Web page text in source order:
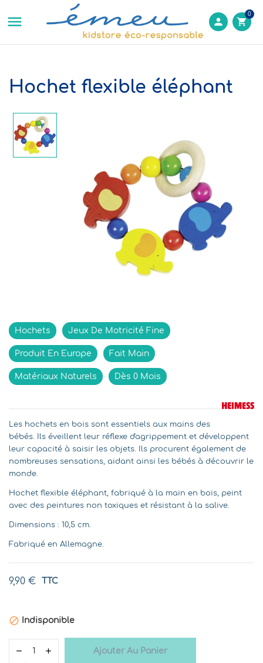
 person shopping_cart
0
Hochet flexible éléphant
Hochets Jeux De Motricité Fine
Produit En Europe Fait Main
Matériaux Naturels Dès 0 Mois
Les hochets en bois sont essentiels aux mains des
bébés. Ils éveillent leur réflexe d'agrippement et développent
leur capacité à saisir les objets. Ils procurent également de
nombreuses sensations, aidant ainsi les bébés à découvrir le
monde.
Hochet flexible éléphant, fabriqué à la main en bois, peint
avec des peintures non toxiques et résistant à la salive.
Dimensions : 10,5 cm.
Fabriqué en Allemagne.
9,90 € TTC
 Indisponible
Ajouter Au Panier